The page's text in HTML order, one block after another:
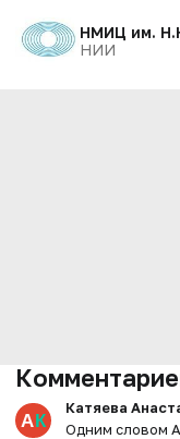
НМИЦ им.
НИИ
Катяева
Одним словом